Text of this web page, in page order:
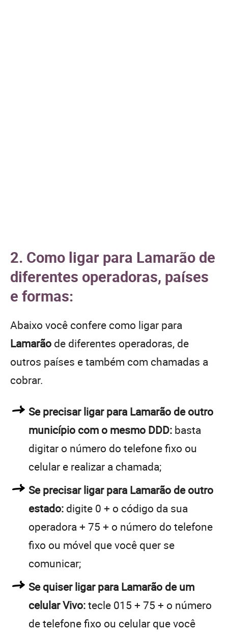
2. Como ligar para Lamarão de
diferentes operadoras, países
e formas:
Abaixo você confere como ligar para
Lamarão de diferentes operadoras, de
outros países e também com chamadas a
cobrar.
Se precisar ligar para Lamarão de outro
município com o mesmo DDD: basta
digitar o número do telefone fixo ou
celular e realizar a chamada;
Se precisar ligar para Lamarão de outro
estado: digite 0 + o código da sua
operadora + 75 + o número do telefone
fixo ou móvel que você quer se
comunicar;
Se quiser ligar para Lamarão de um
celular Vivo:tecle 015 + 75 + o número
de telefone fixo ou celular que você